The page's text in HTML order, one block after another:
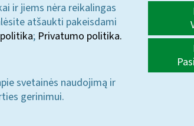
ir jiems nėra reikalingas
atšaukti pakeisdami
; Privatumo politika.
svetainės naudojimą ir
gerinimui.